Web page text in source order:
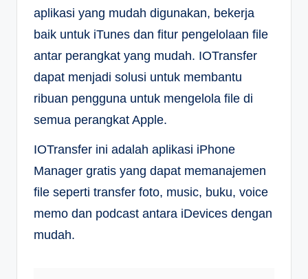
aplikasi yang mudah digunakan, bekerja
baik untuk iTunes dan fitur pengelolaan file
antar perangkat yang mudah. IOTransfer
dapat menjadi solusi untuk membantu
ribuan pengguna untuk mengelola file di
semua perangkat Apple.
IOTransfer ini adalah aplikasi iPhone
Manager gratis yang dapat memanajemen
file seperti transfer foto, music, buku, voice
memo dan podcast antara iDevices dengan
mudah.